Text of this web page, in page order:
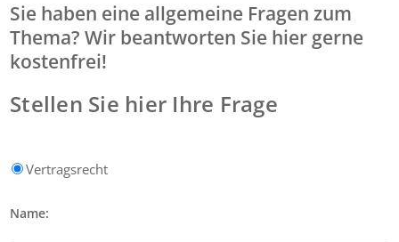
Sie haben eine allgemeine Fragen zum
Thema? Wir beantworten Sie hier gerne
kostenfrei!
Stellen Sie hier Ihre Frage
Vertragsrecht
Name: